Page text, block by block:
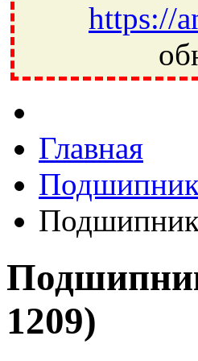
https://
Ивантеевка, подшипники,
Главная
1209)